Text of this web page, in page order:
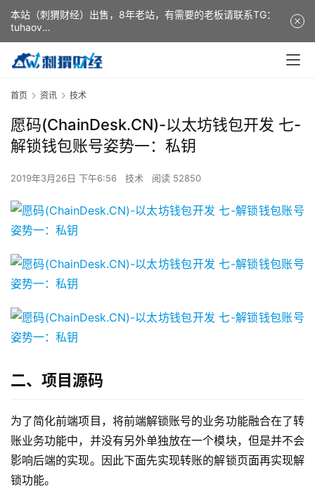
首页 资讯 技术
愿码(ChainDesk.CN)-以太坊钱包开发 七-
解锁钱包账号姿势一：私钥
2019年3月26日 下午6:56 技术 阅读 52850
二、项目源码
为了简化前端项目，将前端解锁账号的业务功能融合在了转
账业务功能中，并没有另外单独放在一个模块，但是并不会
影响后端的实现。因此下面先实现转账的解锁页面再实现解
锁功能。
本站（刺猬财经）出售，8年老站，有需要的老板请联系TG：
tuhaov
This website (ciweicaijing) is for sale. It is a 8-year-old
website. If you need it, please contact TG: tuhaov